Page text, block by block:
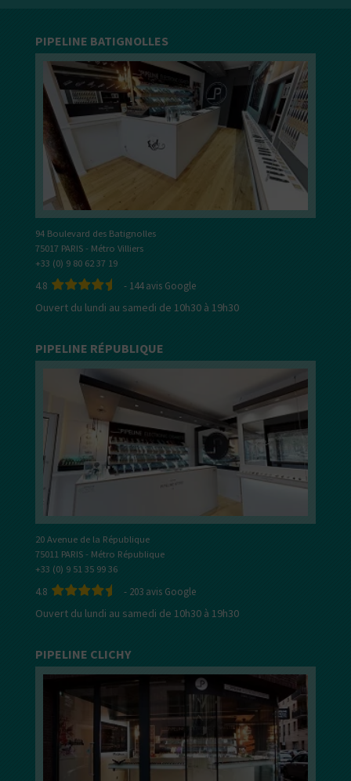
PIPELINE BATIGNOLLES
94 Boulevard des Batignolles
75017 PARIS - Métro Villiers
+33 (0) 9 80 62 37 19
4.8 - 144avis Google
Ouvert du lundi au samedi de 10h30 à 19h30
PIPELINE RÉPUBLIQUE
20 Avenue de la République
75011 PARIS - Métro République
+33 (0) 9 51 35 99 36
4.8 - 203 avis Google
Ouvert du lundi au samedi de 10h30 à 19h30
PIPELINE CLICHY